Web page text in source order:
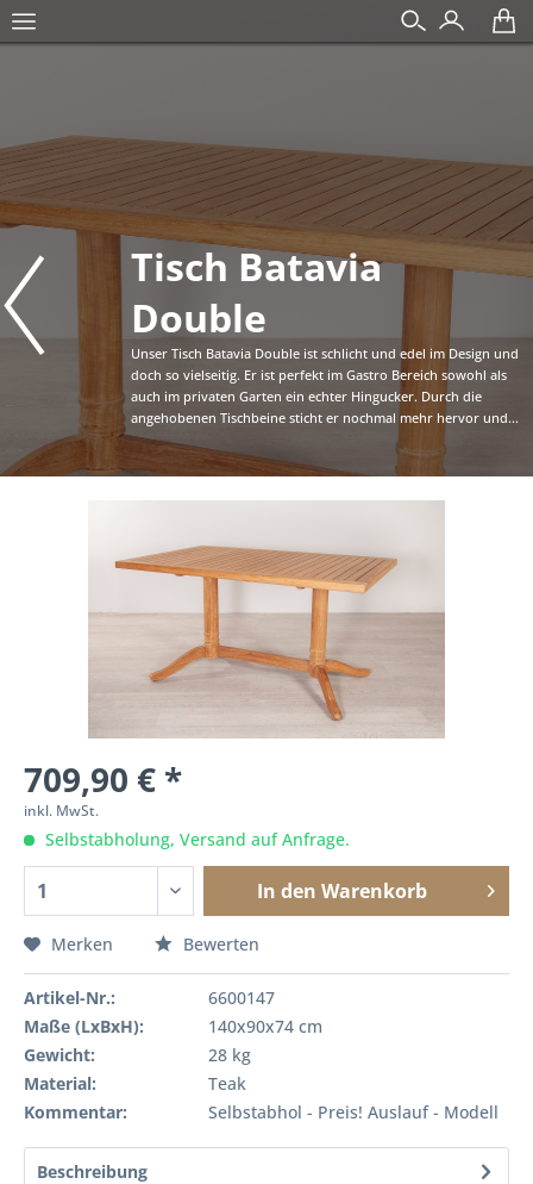
Tisch Batavia
Double
Unser Tisch Batavia Double ist schlicht und edel im Design und
doch so vielseitig. Er ist perfekt im Gastro Bereich sowohl als
auch im privaten Garten ein echter Hingucker. Durch die
angehobenen Tischbeine sticht er nochmal mehr hervor und...
709,90 € *
inkl. MwSt.
Selbstabholung, Versand auf Anfrage.
In den Warenkorb
Merken Bewerten
Artikel-Nr.:
6600147
Maße (LxBxH):
140x90x74 cm
Gewicht:
28 kg
Material:
Teak
Kommentar:
Selbstabhol - Preis! Auslauf - Modell
Beschreibung